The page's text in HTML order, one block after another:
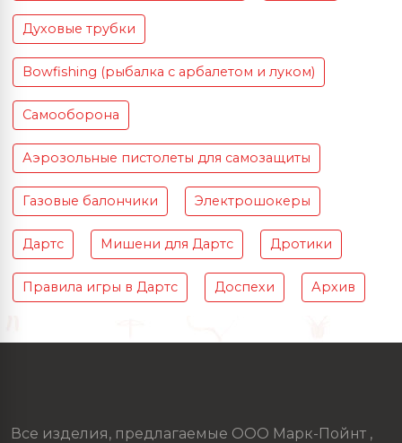
Духовые трубки
Bowfishing (рыбалка с арбалетом и луком)
Самооборона
Аэрозольные пистолеты для самозащиты
Газовые балончики Электрошокеры
Дартс Мишени для Дартс Дротики
Правила игры в Дартс Доспехи Архив
Все изделия, предлагаемые ООО Марк-Пойнт ,